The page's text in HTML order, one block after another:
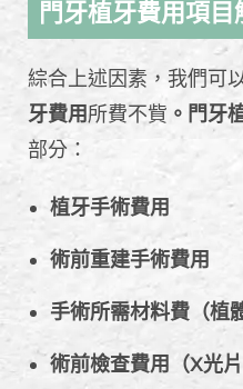
門牙植牙費用項目
綜合上述因素，我們可
牙費用所費不貲 。門牙
部分：
植牙手術費用
術前重建手術費用
手術所需材料費（植
術前檢查費用（X光片